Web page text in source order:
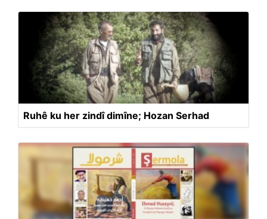
Ruhê ku her zindî dimîne; Hozan Serhad